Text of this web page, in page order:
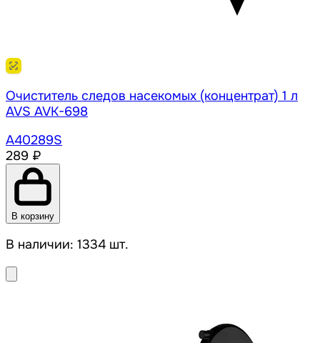
Очиститель следов насекомых (концентрат) 1 л
AVS AVK-698
A40289S
289 ₽
В корзину
В наличии: 1334 шт.